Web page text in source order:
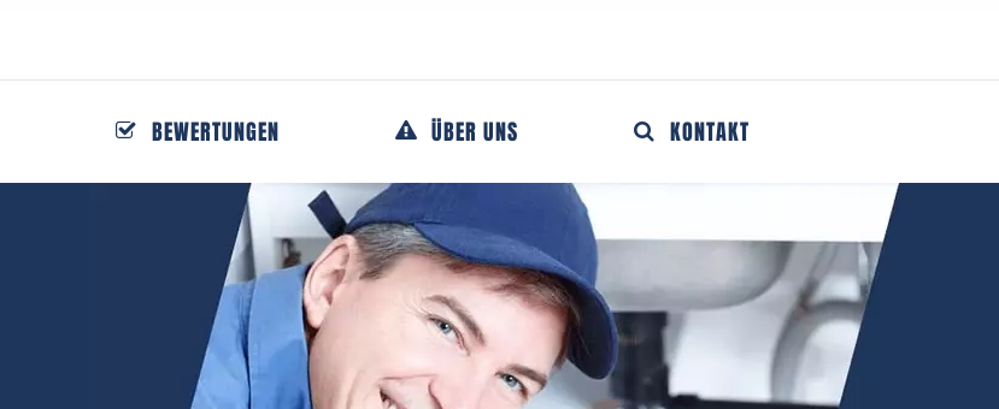
BEWERTUNGEN ÜBER UNS KONTAKT